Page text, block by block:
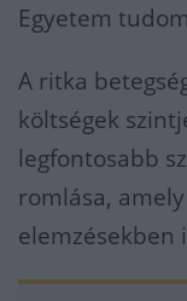
Egyetem
A ritka
költségek
legfontosabb
romlása,
elemzésekben